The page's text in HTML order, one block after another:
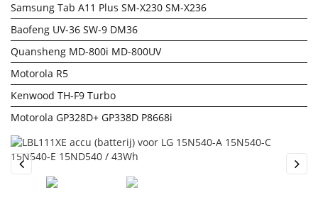
Samsung Tab A11 Plus SM-X230 SM-X236
Baofeng UV-36 SW-9 DM36
Quansheng MD-800i MD-800UV
Motorola R5
Kenwood TH-F9 Turbo
Motorola GP328D+ GP338D P8668i
Previous